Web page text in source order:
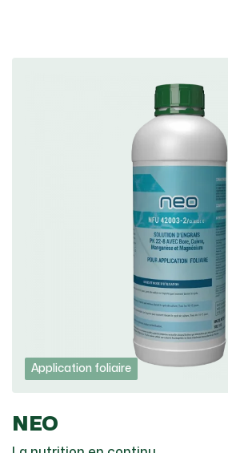
Application foliaire
NEO